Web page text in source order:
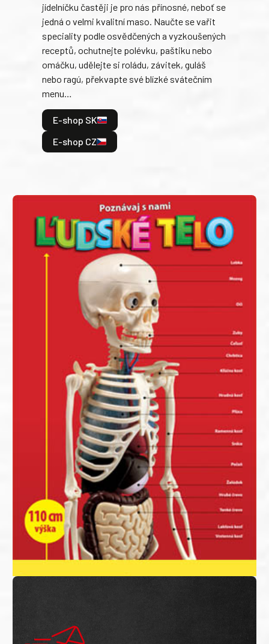
jídelníčku častěji je pro nás přínosné, neboť se
jedná o velmi kvalitní maso. Naučte se vařit
speciality podle osvědčených a vyzkoušených
receptů, ochutnejte polévku, paštiku nebo
omáčku, udělejte si roládu, závitek, guláš
nebo ragú, překvapte své blízké svátečním
menu…
E-shop SK
E-shop CZ